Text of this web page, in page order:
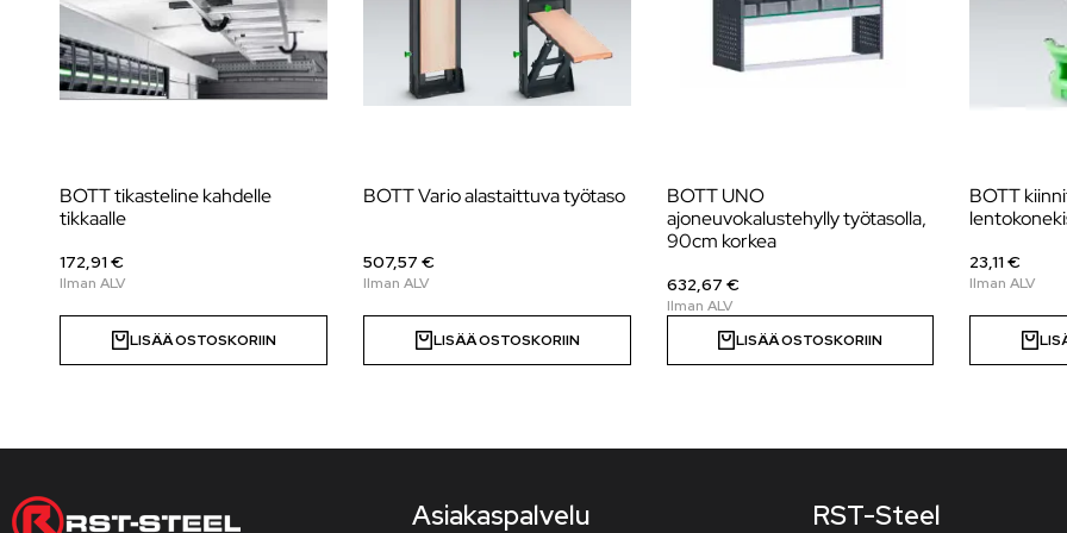
BOTT tikasteline kahdelle
tikkaalle
172,91 €
LISÄÄ OSTOSKORIIN
BOTT Vario alastaittuva työtaso
507,57 €
LISÄÄ OSTOSKORIIN
BOTT UNO
ajoneuvokalustehylly työtasolla,
90cm korkea
632,67 €
LISÄÄ OSTOSKORIIN
BOTT
23,11 €
Asiakaspalvelu RST-Steel